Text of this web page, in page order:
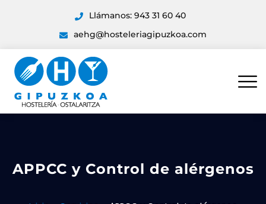
Llámanos: 943 31 60 40
aehg@hosteleriagipuzkoa.com
APPCC y Control de alérgenos